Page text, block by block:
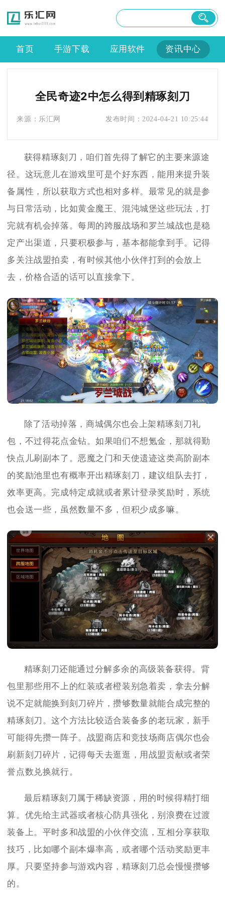
首页 手游下载 应用软件 资讯中心
全民奇迹2中怎么得到精琢刻刀
来源： 乐汇网 发布时间： 2024-04-21 10:25:44
获得精琢刻刀，咱们首先得了解它的主要来源途
径。这玩意儿在游戏里可是个好东西，能用来提升装
备属性，所以获取方式也相对多样。最常见的就是参
与日常活动，比如黄金魔王、混沌城堡这些玩法，打
完就有机会掉落。每周的跨服战场和罗兰城战也是稳
定产出渠道，只要积极参与，基本都能拿到手。记得
多关注战盟拍卖，有时候其他小伙伴打到的会放上
去，价格合适的话可以直接拿下。
除了活动掉落，商城偶尔也会上架精琢刻刀礼
包，不过得花点金钻。如果咱们不想氪金，那就得勤
快点儿刷副本了。恶魔之门和天使遗迹这类高阶副本
的奖励池里也有概率开出精琢刻刀，建议组队去打，
效率更高。完成特定成就或者累计登录奖励时，系统
也会送一些，虽然数量不多，但积少成多嘛。
精琢刻刀还能通过分解多余的高级装备获得。背
包里那些用不上的红装或者橙装别急着卖，拿去分解
说不定就能换到刻刀碎片，攒够数量就能合成完整的
精琢刻刀。这个方法比较适合装备多的老玩家，新手
可能得先攒一阵子。战盟商店和竞技场商店偶尔也会
刷新刻刀碎片，记得每天去逛逛，用战盟贡献或者荣
誉点数兑换就行。
最后精琢刻刀属于稀缺资源，用的时候得精打细
算。优先给主武器或者核心防具强化，别浪费在过渡
装备上。平时多和战盟的小伙伴交流，互相分享获取
技巧，比如哪个副本爆率高，或者哪个活动奖励更丰
厚。只要坚持参与游戏内容，精琢刻刀总会慢慢攒够
的。